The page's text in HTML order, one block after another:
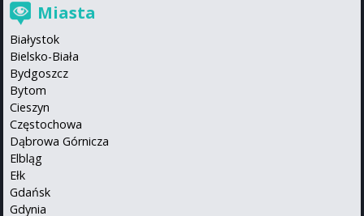
Miasta
Białystok
Bielsko-Biała
Bydgoszcz
Bytom
Cieszyn
Częstochowa
Dąbrowa Górnicza
Elbląg
Ełk
Gdańsk
Gdynia